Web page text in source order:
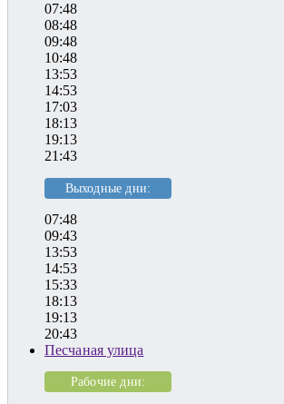
07:48
08:48
09:48
10:48
13:53
14:53
17:03
18:13
19:13
21:43
Выходные дни:
07:48
09:43
13:53
14:53
15:33
18:13
19:13
20:43
Песчаная улица
Рабочие дни: